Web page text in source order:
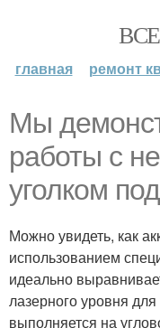
главная ремонт
Мы
работы с
уголком
Можно увидеть, как
использованием
идеально
лазерного уровня
выполняется на